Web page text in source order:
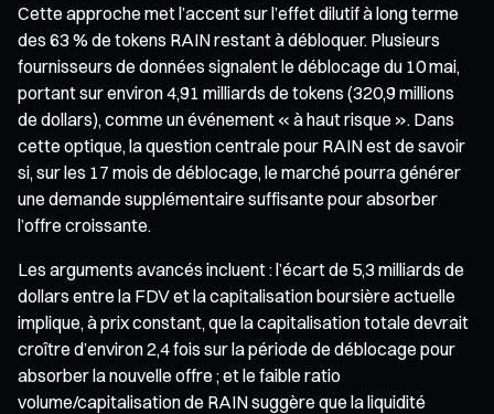
Cette approche met l’accent sur l’effet dilutif à long terme
des 63 % de tokens RAIN restant à débloquer. Plusieurs
fournisseurs de données signalent le déblocage du 10 mai,
portant sur environ 4,91 milliards de tokens (320,9 millions
de dollars), comme un événement « à haut risque ». Dans
cette optique, la question centrale pour RAIN est de savoir
si, sur les 17 mois de déblocage, le marché pourra générer
une demande supplémentaire suffisante pour absorber
l’offre croissante.
Les arguments avancés incluent : l’écart de 5,3 milliards de
dollars entre la FDV et la capitalisation boursière actuelle
implique, à prix constant, que la capitalisation totale devrait
croître d’environ 2,4 fois sur la période de déblocage pour
absorber la nouvelle offre ; et le faible ratio
volume/capitalisation de RAIN suggère que la liquidité